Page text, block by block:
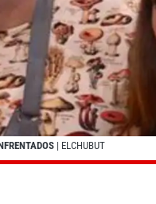
| ELCHUBUT